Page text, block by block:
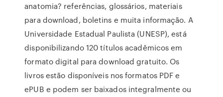
anatomia? referências, glossários, materiais
para download, boletins e muita informação. A
Universidade Estadual Paulista (UNESP), está
disponibilizando 120 títulos acadêmicos em
formato digital para download gratuito. Os
livros estão disponíveis nos formatos PDF e
ePUB e podem ser baixados integralmente ou